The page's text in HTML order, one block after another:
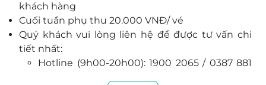
tím, phao hồng hạc,... sẽ giúp khách có rất nhiều
trải nghiêm thú vị.
khách hàng
Cuối tuần phụ thu 20.000 VNĐ/ vé
Quý khách vui lòng liên hệ để được tư vấn chi
tiết nhất:
Hotline (9h00-20h00): 1900 2065 / 0387 881